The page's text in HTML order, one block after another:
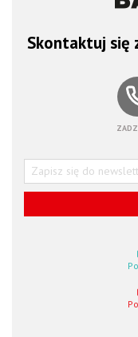
Skontaktuj się